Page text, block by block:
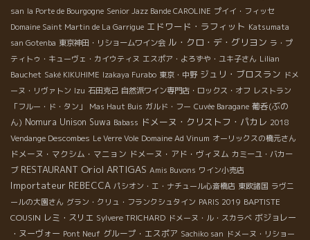
san la Porte de Bourgogne Senior Jazz Bande CAROLINE プイイ・フィッセ
Domaine Saint Martin de La Garrigue エドワード・ラフィット Katsumata
san Gotenba 東京神田・リショームワイン会 ル・クロ・デ・グリヨン ラ・プ
ティトゥ・キューヴェ・カイウティヌ エスポア・よろずや・ユキ子さん Lilian
Bauchet Saké KIKUHIME Izakaya Furabo 東京・中野 ジュリ・ブロスラン ドメ
ーヌ・リヴァトン Izu 石田克己 自然派ワイン専門店・ロックス・オフ レストラン
「フルー・ド・タン」
Mas Haut Buis ガルド・フー Cuvée Baragane 葡呑(ぶの
ん) Nomura Unison Suwa Babass ドメーヌ・クリストフ・パカレ 2018
Vendange Descombes Le Verre Vole Domaine Ad Vinum オーリックスの橋元さん
ドメーヌ・マクシム・マニョン ドメーヌ・アド・ヴィヌム カミーユ・バカー
ブ RESTAURANT Oriol ARTIGAS Amis Buvons ワイン小売店
Importateur REBECCA パシオン・エ・ナチュール心斎橋店 東欧諸国 ラヴニ
ールの大園さん グラン・クリュ・フランクシュタイン PARIS 2019 BAPTISTE
COUSIN レミ・スリエ Sylvere TRICHARD ドメーヌ・ル・スカラベ ボジョレー
・ヌーヴォー Pont Neuf グループ・エスポア Sachiko san ドメーヌ・リショー